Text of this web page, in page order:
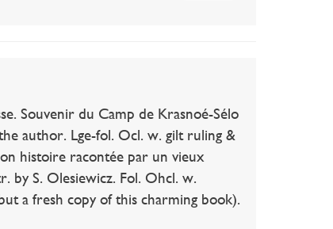
Souvenir du Camp de Krasnoé-Sélo
author. Lge-fol. Ocl. w. gilt ruling &
histoire racontée par un vieux
by S. Olesiewicz. Fol. Ohcl. w.
a fresh copy of this charming book).